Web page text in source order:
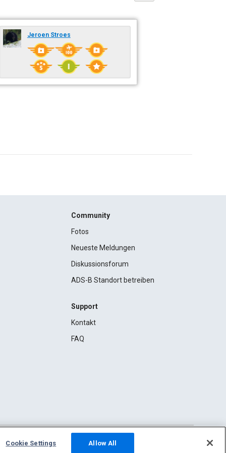
Jeroen Stroes
Community
Fotos
Neueste Meldungen
Diskussionsforum
ADS-B Standort betreiben
Support
Kontakt
FAQ
Cookie Settings Allow All